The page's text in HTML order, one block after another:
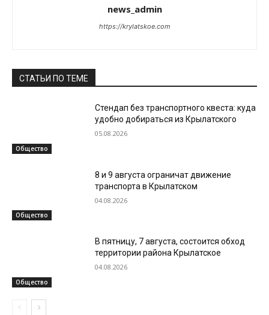
news_admin
https://krylatskoe.com
СТАТЬИ ПО ТЕМЕ
Общество
Стендап без транспортного квеста: куда
удобно добираться из Крылатского
05.08.2026
Общество
8 и 9 августа ограничат движение
транспорта в Крылатском
04.08.2026
Общество
В пятницу, 7 августа, состоится обход
территории района Крылатское
04.08.2026